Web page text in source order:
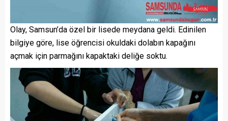
Olay, Samsun’da özel bir lisede meydana geldi. Edinilen
bilgiye göre, lise öğrencisi okuldaki dolabın kapağını
açmak için parmağını kapaktaki deliğe soktu.